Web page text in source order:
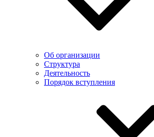
Об организации
Структура
Деятельность
Порядок вступления